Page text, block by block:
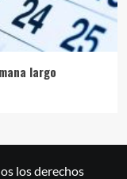
largo
los derechos